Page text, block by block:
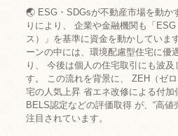
🌏 ESG・SDGsが不動産市場を動か
りにより、 企業や金融機関も「
ス）」を基準に資金を動かしていま
ーンの中には、環境配慮型住宅に優
り、 今後は個人の住宅取引にも波及
す。 この流れを背景に、 ZEH（ゼ
宅の人気上昇 省エネ改修による付加
BELS認定などの評価取得 が、“高値
注目されています。